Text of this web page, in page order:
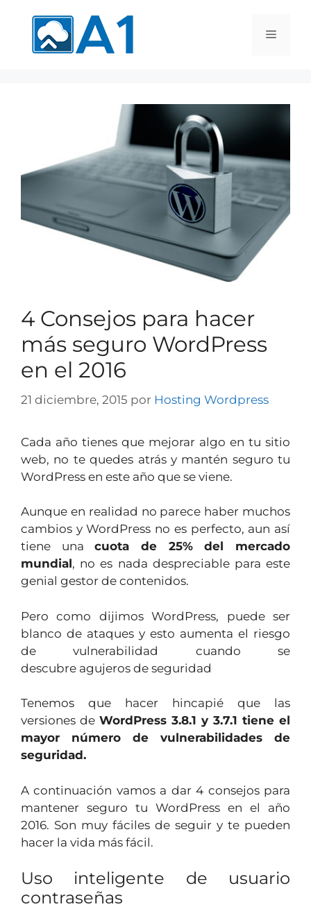
4 Consejos para hacer
más seguro WordPress
en el 2016
21 diciembre, 2015 por Hosting Wordpress
Cada año tienes que mejorar algo en tu sitio
web, no te quedes atrás y mantén seguro tu
WordPress en este año que se viene.
Aunque en realidad no parece haber muchos
cambios y WordPress no es perfecto, aun así
tiene unacuota de 25% del mercado
mundial, no es nada despreciable para este
genial gestor de contenidos.
Pero como dijimos WordPress, puede ser
blanco de ataques y esto aumenta el riesgo
de vulnerabilidad cuando se
descubre agujeros de seguridad
Tenemos que hacer hincapié que las
versiones de WordPress 3.8.1 y 3.7.1 tiene el
mayor número de vulnerabilidades de
seguridad.
A continuación vamos a dar 4 consejos para
mantener seguro tu WordPress en el año
2016. Son muy fáciles de seguir y te pueden
hacer la vida más fácil.
Uso inteligente de usuario
contraseñas